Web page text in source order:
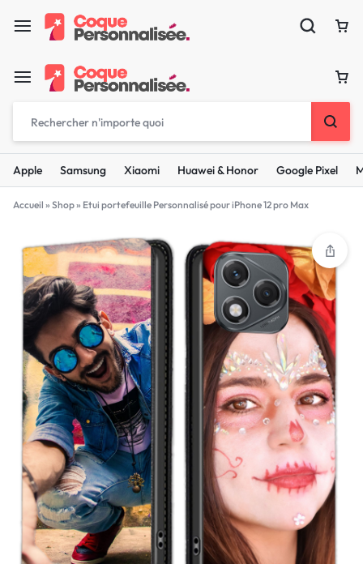
Apple Samsung Xiaomi Huawei & Honor Google Pixel
Accueil » Shop» Etui portefeuille Personnalisé pour iPhone 12 pro Max